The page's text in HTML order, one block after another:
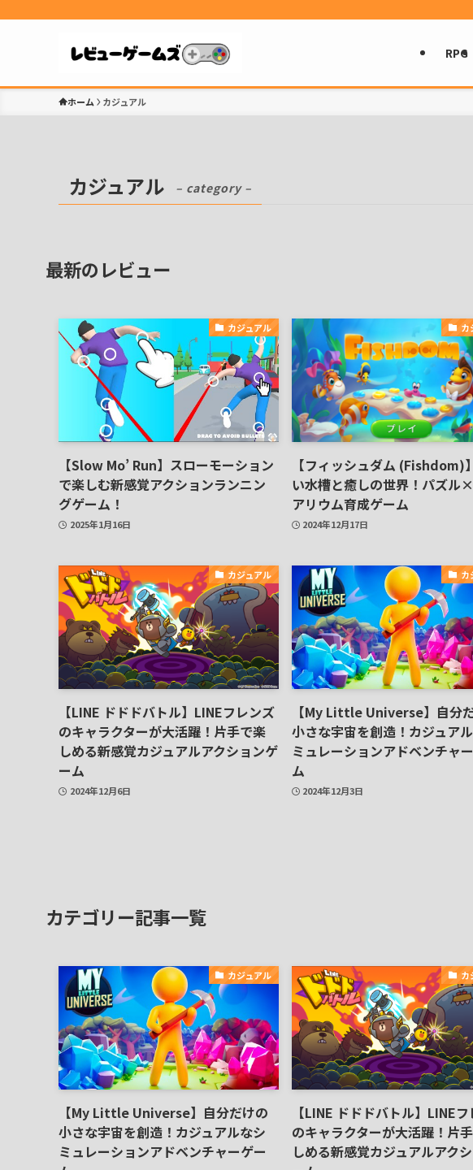
RPG
ホーム カジュアル
カジュアル – category –
最新のレビュー
カジュアル
【Slow Mo’ Run】スローモーション
で楽しむ新感覚アクションランニン
グゲーム！
2025年1月16日
カ
【フィッシュダム (Fishdom)
い水槽と癒しの世界！パズル
アリウム育成ゲーム
2024年12月17日
カジュアル
【LINE ドドドバトル】LINEフレンズ
のキャラクターが大活躍！片手で楽
しめる新感覚カジュアルアクションゲ
ーム
2024年12月6日
カ
【My Little Universe】自分
小さな宇宙を創造！カジュア
ミュレーションアドベンチャ
ム
2024年12月3日
カテゴリー記事一覧
カジュアル
【My Little Universe】自分だけの
小さな宇宙を創造！カジュアルなシ
ミュレーションアドベンチャーゲー
カ
【LINE ドドドバトル】LINE
のキャラクターが大活躍！片
しめる新感覚カジュアルアク